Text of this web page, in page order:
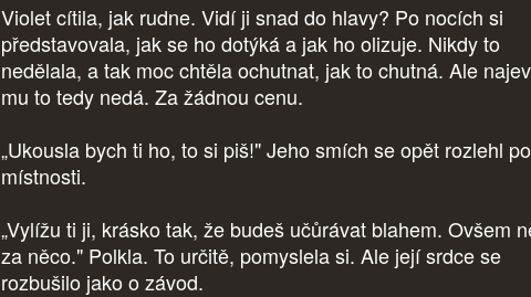
Violet cítila, jak rudne. Vidí ji snad do hlavy? Po nocích si
představovala, jak se ho dotýká a jak ho olizuje. Nikdy to
nedělala, a tak moc chtěla ochutnat, jak to chutná. Ale
mu to tedy nedá. Za žádnou cenu.
„Ukousla bych ti ho, to si piš!" Jeho smích se opět rozlehl po
místnosti.
„Vylížu ti ji, krásko tak, že budeš učůrávat blahem. Ovšem
za něco." Polkla. To určitě, pomyslela si. Ale její srdce se
rozbušilo jako o závod.